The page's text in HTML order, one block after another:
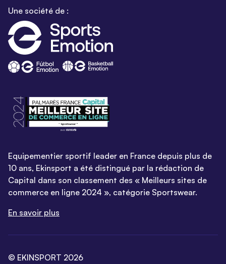
Une société de :
Equipementier sportif leader en France depuis plus de
10 ans, Ekinsport a été distingué par la rédaction de
Capital dans son classement des « Meilleurs sites de
commerce en ligne 2024 », catégorie Sportswear.
En savoir plus
© EKINSPORT 2026